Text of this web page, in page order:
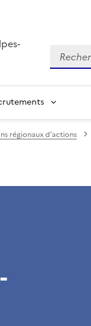
Recherche
régionaux d’actions